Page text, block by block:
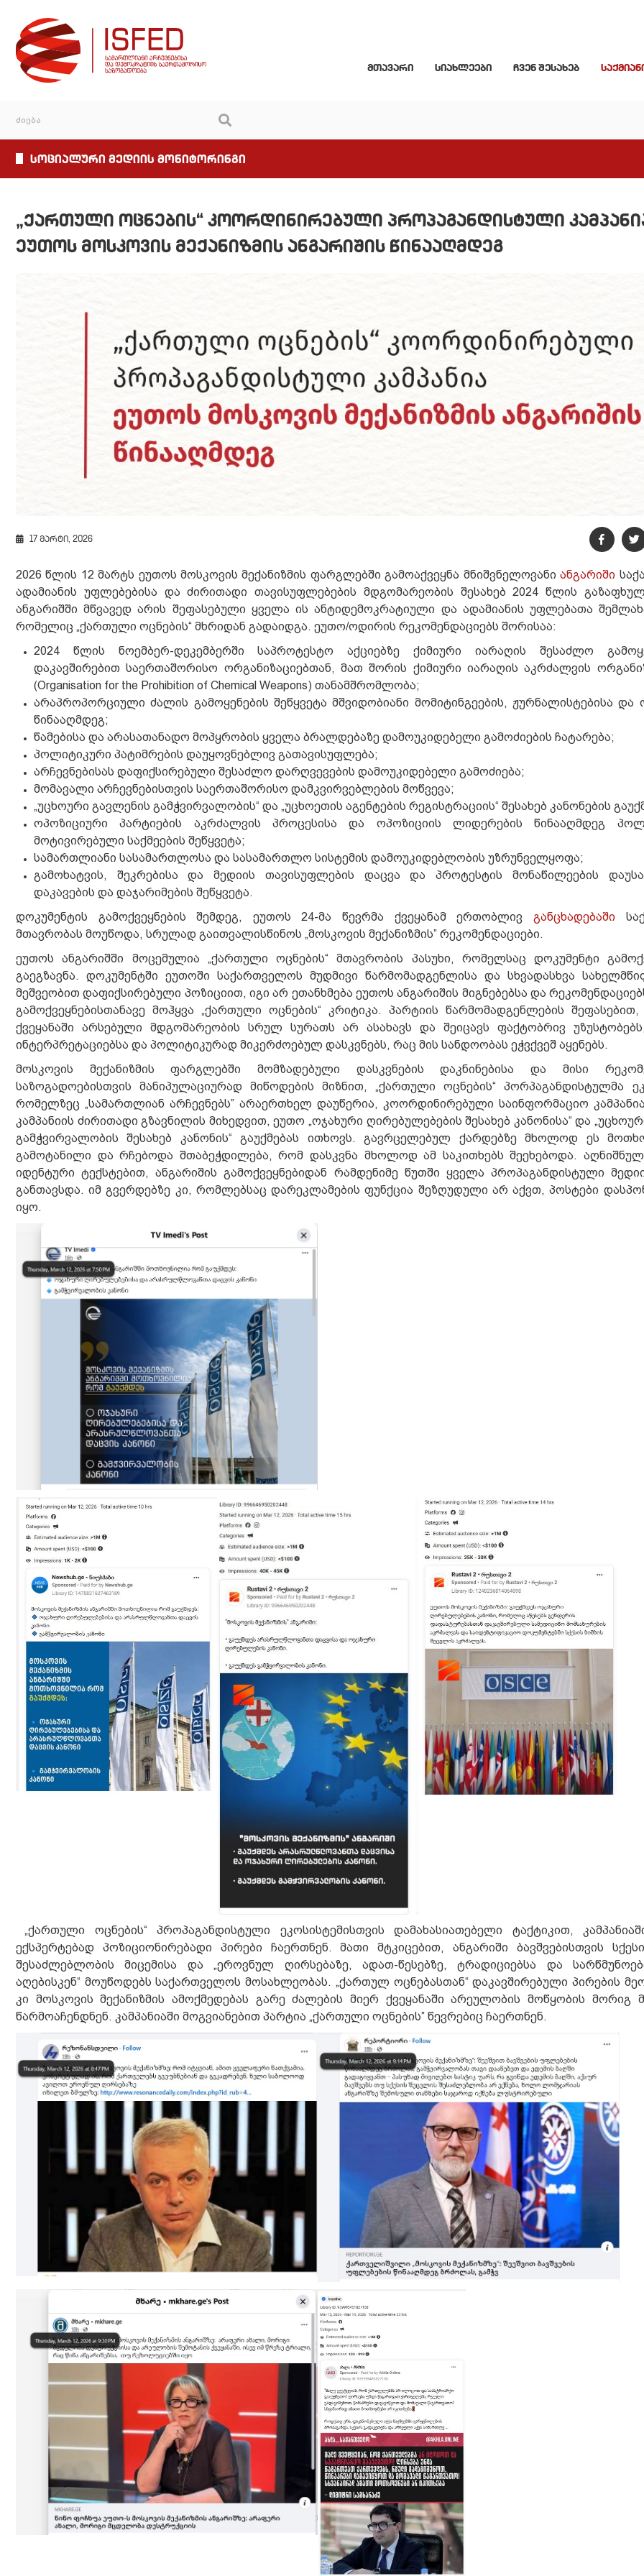
მთავარი სიახლეები ჩვენ შესახებ
სოციალური მედიის მონიტორინგი
„ქართული ოცნების“ კოორდინირებული პროპაგანდისტული
ეუთოს მოსკოვის მექანიზმის ანგარიშის წინააღმდეგ
17 მარტი, 2026
2026 წლის 12 მარტს ეუთოს მოსკოვის მექანიზმის ფარგლებში გამოაქვეყნა მნიშვნელოვანიანგარიში
ადამიანის უფლებებისა და ძირითადი თავისუფლებების მდგომარეობის შესახებ 2024 წლის
ანგარიშში მწვავედ არის შეფასებული ყველა ის ანტიდემოკრატიული და ადამიანის უფლებათა
რომელიც „ქართული ოცნების“ მხრიდან გადაიდგა. ეუთო/ოდირის რეკომენდაციებს შორისაა:
2024 წლის ნოემბერ-დეკემბერში საპროტესტო აქციებზე ქიმიური იარაღის შესაძლო
დაკავშირებით საერთაშორისო ორგანიზაციებთან, მათ შორის ქიმიური იარაღის აკრძალვის
(Organisation for the Prohibition of Chemical Weapons) თანამშრომლობა;
არაპროპორციული ძალის გამოყენების შეწყვეტა მშვიდობიანი მომიტინგეების, ჟურნალისტებისა და
წინააღმდეგ;
წამებისა და არასათანადო მოპყრობის ყველა ბრალდებაზე დამოუკიდებელი გამოძიების ჩატარება;
პოლიტიკური პატიმრების დაუყოვნებლივ გათავისუფლება;
არჩევნებისას დაფიქსირებული შესაძლო დარღვევების დამოუკიდებელი გამოძიება;
მომავალი არჩევნებისთვის საერთაშორისო დამკვირვებლების მოწვევა;
„უცხოური გავლენის გამჭვირვალობის“ და „უცხოეთის აგენტების რეგისტრაციის“ შესახებ კანონების
ოპოზიციური პარტიების აკრძალვის პროცესისა და ოპოზიციის ლიდერების წინააღმდეგ
მოტივირებული საქმეების შეწყვეტა;
სამართლიანი სასამართლოსა და სასამართლო სისტემის დამოუკიდებლობის უზრუნველყოფა;
გამოხატვის, შეკრებისა და მედიის თავისუფლების დაცვა და პროტესტის მონაწილეების
დაკავების და დაჯარიმების შეწყვეტა.
დოკუმენტის გამოქვეყნების შემდეგ, ეუთოს 24-მა წევრმა ქვეყანამ ერთობლივ განცხადებაში
მთავრობას მოუწოდა, სრულად გაითვალისწინოს „მოსკოვის მექანიზმის” რეკომენდაციები.
ეუთოს ანგარიშში მოცემულია „ქართული ოცნების“ მთავრობის პასუხი, რომელსაც დოკუმენტი
გაეგზავნა. დოკუმენტში ეუთოში საქართველოს მუდმივი წარმომადგენლისა და სხვადასხვა
მეშვეობით დაფიქსირებული პოზიციით, იგი არ ეთანხმება ეუთოს ანგარიშის მიგნებებსა და
გამოქვეყნებისთანავე მოჰყვა „ქართული ოცნების“ კრიტიკა. პარტიის წარმომადგენლების
ქვეყანაში არსებული მდგომარეობის სრულ სურათს არ ასახავს და შეიცავს ფაქტობრივ
ინტერპრეტაციებსა და პოლიტიკურად მიკერძოებულ დასკვნებს, რაც მის სანდოობას ეჭვქვეშ აყენებს.
მოსკოვის მექანიზმის ფარგლებში მომზადებული დასკვნების დაკნინებისა და მისი
საზოგადოებისთვის მანიპულაციურად მიწოდების მიზნით, „ქართული ოცნების“ პორპაგანდისტულმა
რომელზეც „სამართლიან არჩევნებს” არაერთხელ დაუწერია, კოორდინირებული საინფორმაციო
კამპანიის ძირითადი გზავნილის მიხედვით, ეუთო „ოჯახური ღირებულებების შესახებ კანონისა“ და
გამჭვირვალობის შესახებ კანონის“ გაუქმებას ითხოვს. გავრცელებულ ქარდებზე მხოლოდ ეს
გამოტანილი და რჩებოდა შთაბეჭდილება, რომ დასკვნა მხოლოდ ამ საკითხებს შეეხებოდა.
იდენტური ტექსტებით, ანგარიშის გამოქვეყნებიდან რამდენიმე წუთში ყველა პროპაგანდისტული
განთავსდა. იმ გვერდებზე კი, რომლებსაც დარეკლამების ფუნქცია შეზღუდული არ აქვთ, პოსტები
იყო.
„ქართული ოცნების“ პროპაგანდისტული ეკოსისტემისთვის დამახასიათებელი ტაქტიკით,
ექსპერტებად პოზიციონირებადი პირები ჩაერთნენ. მათი მტკიცებით, ანგარიში ბავშვებისთვის
შესაძლებლობის მიცემისა და „ეროვნულ ღირსებაზე, ადათ-წესებზე, ტრადიციებსა და
აღებისკენ“ მოუწოდებს საქართველოს მოსახლეობას. „ქართულ ოცნებასთან“ დაკავშირებული პირების
კი მოსკოვის მექანიზმის ამოქმედებას გარე ძალების მიერ ქვეყანაში არეულობის მოწყობის მორიგ
წარმოაჩენდნენ. კამპანიაში მოგვიანებით პარტია „ქართული ოცნების” წევრებიც ჩაერთნენ.